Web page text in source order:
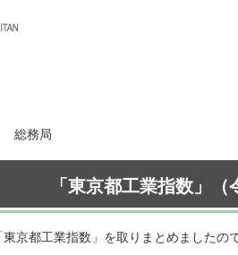
総務局
「東京都工業指数」（
京都工業指数」を取りまとめましたの